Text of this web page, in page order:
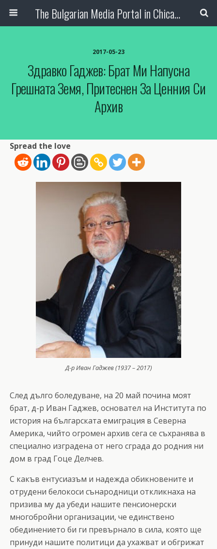
The Bulgarian Media Portal in Chicago
2017-05-23
Здравко Гаджев: Брат Ми Напусна
Грешната Земя, Притеснен За Ценния Си
Архив
Spread the love
Д-р Иван Гаджев (1937 – 2017)
След дълго боледуване, на 20 май почина моят
брат, д-р Иван Гаджев, основател на Института по
история на българската емиграция в Северна
Америка, чийто огромен архив сега се съхранява в
специално изградена от него сграда до родния ни
дом в град Гоце Делчев.
С какъв ентусиазъм и надежда обикновените и
отрудени белокоси сънародници откликнаха на
призива му да убеди нашите пенсионерски
многобройни организации, че единствено
обединението би ги превърнало в сила, която ще
принуди нашите политици да ухажват и обгрижат